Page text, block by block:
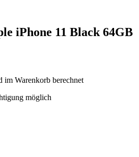
iPhone 11 Black 64GB
im Warenkorb berechnet
möglich